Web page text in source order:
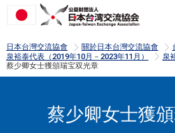
日本台灣交流協會 >
關於日本台灣交流協會
泉裕泰代表（2019年10月－2023年11月）
>
泉
蔡少卿女士獲頒瑞宝双光章
蔡少卿女士獲